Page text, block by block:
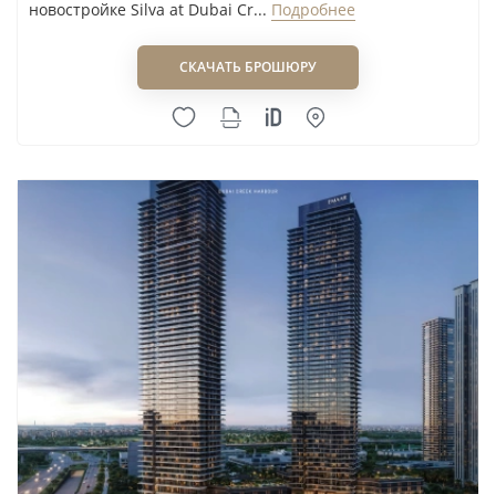
новостройке Silva at Dubai Cr... Подробнее
СКАЧАТЬ БРОШЮРУ